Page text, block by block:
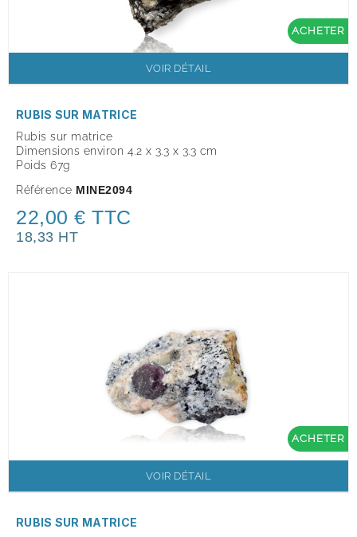
ACHETER
VOIR DÉTAIL
RUBIS SUR MATRICE
Rubis sur matrice
Dimensions environ 4.2 x 3.3 x 3.3 cm
Poids 67g
Référence MINE2094
22,00 € TTC
18,33 HT
ACHETER
VOIR DÉTAIL
RUBIS SUR MATRICE